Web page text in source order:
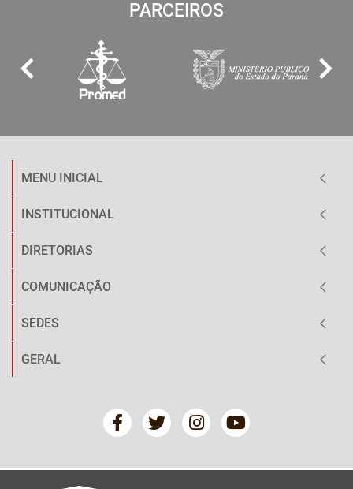
PARCEIROS
MENU INICIAL
INSTITUCIONAL
DIRETORIAS
COMUNICAÇÃO
SEDES
GERAL